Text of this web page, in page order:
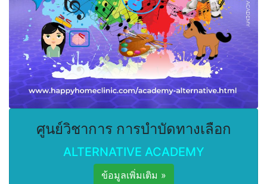
ศูนย์วิชาการ การบำบัดทางเลือก
ALTERNATIVE ACADEMY
ข้อมูลเพิ่มเติม »